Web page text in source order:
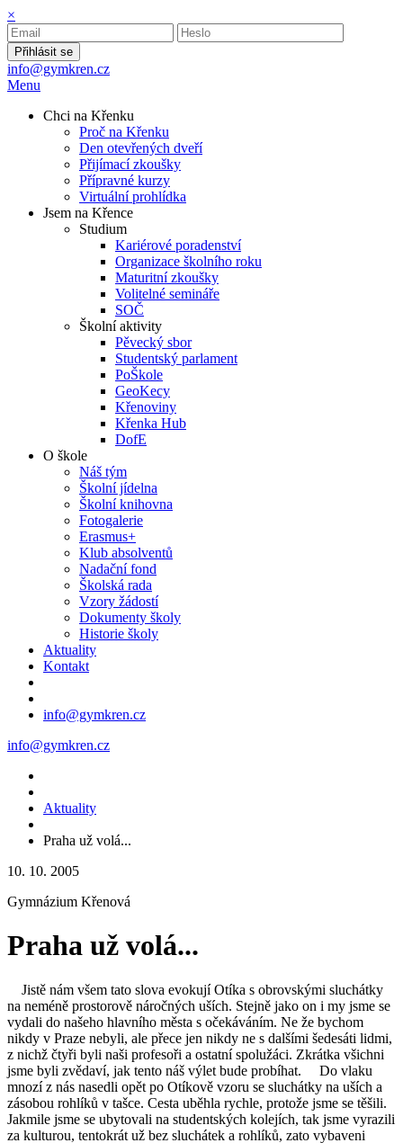
×
Přihlásit se
info@gymkren.cz
Menu
Chci na Křenku
Proč na Křenku
Den otevřených dveří
Přijímací zkoušky
Přípravné kurzy
Virtuální prohlídka
Jsem na Křence
Studium
Kariérové poradenství
Organizace školního roku
Maturitní zkoušky
Volitelné semináře
SOČ
Školní aktivity
Pěvecký sbor
Studentský parlament
PoŠkole
GeoKecy
Křenoviny
Křenka Hub
DofE
O škole
Náš tým
Školní jídelna
Školní knihovna
Fotogalerie
Erasmus+
Klub absolventů
Nadační fond
Školská rada
Vzory žádostí
Dokumenty školy
Historie školy
Aktuality
Kontakt
info@gymkren.cz
info@gymkren.cz
Aktuality
Praha už volá...
10. 10. 2005
Gymnázium Křenová
Praha už volá...
Jistě nám všem tato slova evokují Otíka s obrovskými sluchátky
na neméně prostorově náročných uších. Stejně jako on i my jsme se
vydali do našeho hlavního města s očekáváním. Ne že bychom
nikdy v Praze nebyli, ale přece jen nikdy ne s dalšími šedesáti lidmi,
z nichž čtyři byli naši profesoři a ostatní spolužáci. Zkrátka všichni
jsme byli zvědaví, jak tento náš výlet bude probíhat. Do vlaku
mnozí z nás nasedli opět po Otíkově vzoru se sluchátky na uších a
zásobou rohlíků v tašce. Cesta uběhla rychle, protože jsme se těšili.
Jakmile jsme se ubytovali na studentských kolejích, tak jsme vyrazili
za kulturou, tentokrát už bez sluchátek a rohlíků, zato vybaveni